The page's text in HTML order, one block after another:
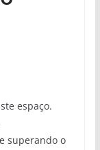
espaço.
superando o